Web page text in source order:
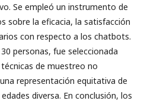
Se empleó un instrumento de
sobre la eficacia, la satisfacción
con respecto a los chatbots.
personas, fue seleccionada
de muestreo no
representación equitativa de
diversa. En conclusión, los